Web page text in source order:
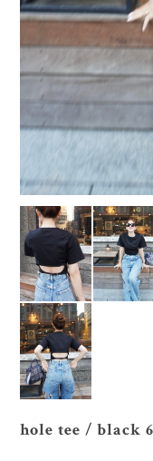
hole tee / black